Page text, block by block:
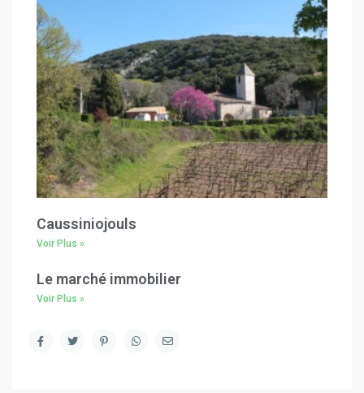
Caussiniojouls
Voir Plus »
Le marché immobilier
Voir Plus »